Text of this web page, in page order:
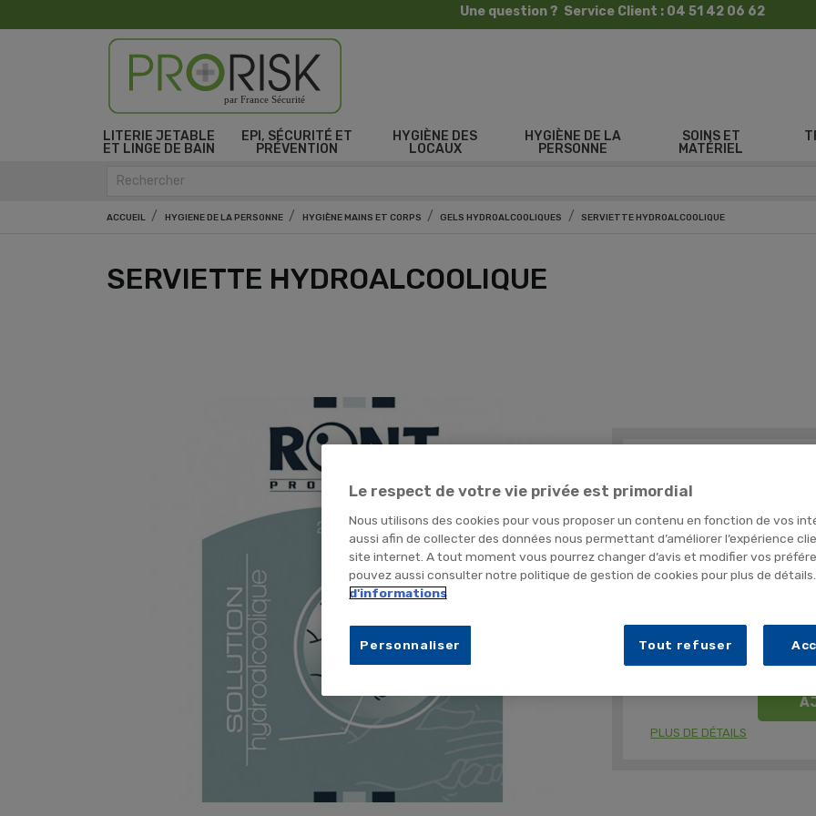
Une question ? Service Client : 04 51 42 06 62
par France Sécurité
LITERIE JETABLE
ET LINGE DE BAIN
EPI, SÉCURITÉ ET
PRÉVENTION
HYGIÈNE DES
LOCAUX
HYGIÈNE DE LA
PERSONNE
SOINS ET
MATÉRIEL
ACCUEIL HYGIENE DE LA PERSONNE HYGIÈNE MAINS ET CORPS GELS HYDROALCOOLIQUES SERVIETTE HYDROALCOOLIQUE
SERVIETTE HYDROALCOOLIQUE
1,80 € HT
Lingette imprégnée
Conditionnement
Quantité
PLUS DE DÉTAILS
Le respect de votre vie privée est primordial
Nous utilisons des cookies pour vous proposer un contenu en fonction de vos
aussi afin de collecter des données nous permettant d’améliorer l’expérience
site internet. A tout moment vous pourrez changer d’avis et modifier vos
pouvez aussi consulter notre politique de gestion de cookies pour plus de détails.
d'informations
Personnaliser Tout refuser